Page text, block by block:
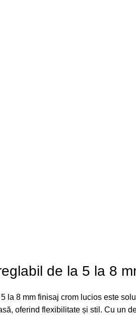
de la 5 la 8
la 8 mm finisaj crom lucios este
oferind flexibilitate și stil. Cu un